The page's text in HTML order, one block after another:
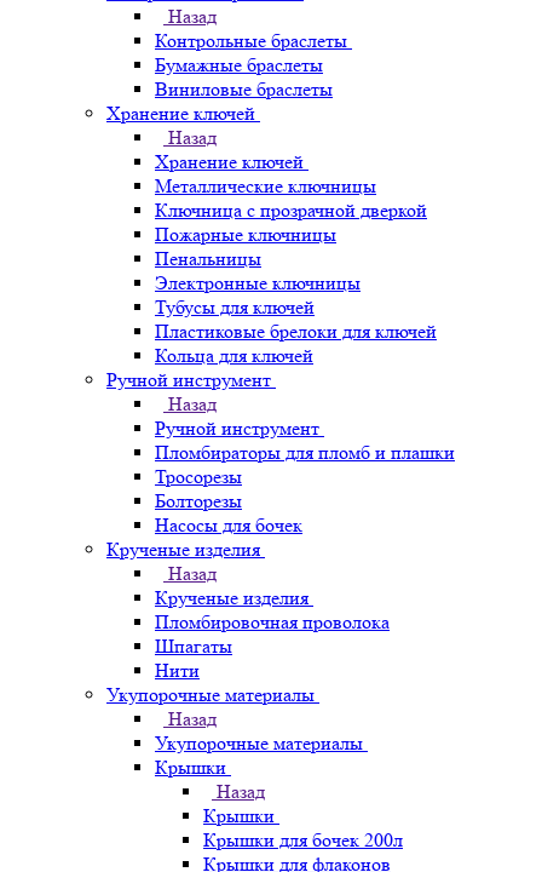
Назад
Контрольные браслеты
Бумажные браслеты
Виниловые браслеты
Хранение ключей
Назад
Хранение ключей
Металлические ключницы
Ключница с прозрачной дверкой
Пожарные ключницы
Пенальницы
Электронные ключницы
Тубусы для ключей
Пластиковые брелоки для ключей
Кольца для ключей
Ручной инструмент
Назад
Ручной инструмент
Пломбираторы для пломб и плашки
Тросорезы
Болторезы
Насосы для бочек
Крученые изделия
Назад
Крученые изделия
Пломбировочная проволока
Шпагаты
Нити
Укупорочные материалы
Назад
Укупорочные материалы
Крышки
Назад
Крышки
Крышки для бочек 200л
Крышки для флаконов